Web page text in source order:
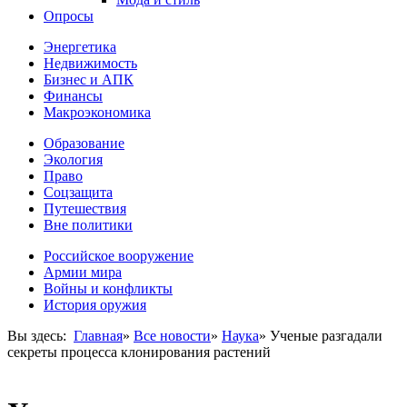
Опросы
Энергетика
Недвижимость
Бизнес и АПК
Финансы
Макроэкономика
Образование
Экология
Право
Соцзащита
Путешествия
Вне политики
Российское вооружение
Армии мира
Войны и конфликты
История оружия
Вы здесь: Главная» Все новости» Наука» Ученые разгадали
секреты процесса клонирования растений